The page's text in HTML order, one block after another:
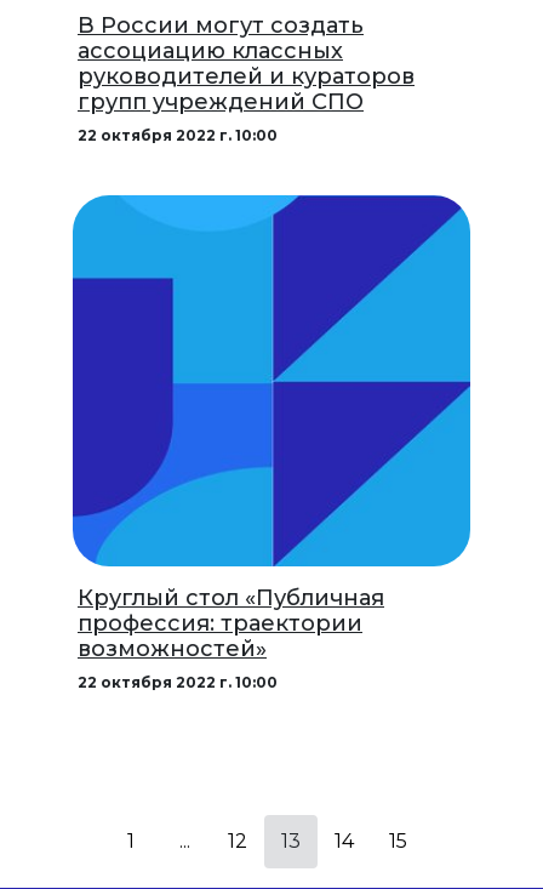
В России могут создать
ассоциацию классных
руководителей и кураторов
групп учреждений СПО
22 октября 2022 г. 10:00
Круглый стол «Публичная
профессия: траектории
возможностей»
22 октября 2022 г. 10:00
1 ... 12 13 14 15